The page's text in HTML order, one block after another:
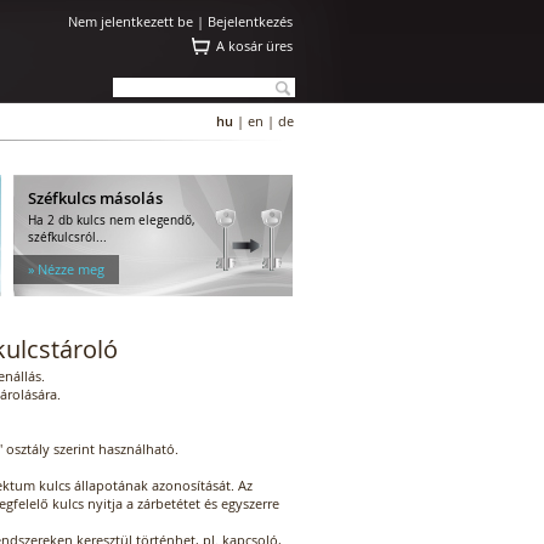
Nem jelentkezett be | Bejelentkezés
A kosár üres
hu | en | de
Széfkulcs másolás
Ha 2 db kulcs nem elegendő,
széfkulcsról...
» Nézze meg
osztály szerint használható.
kulcs állapotának azonosítását. Az
kulcs nyitja a zárbetétet és egyszerre
keresztül történhet, pl. kapcsoló,